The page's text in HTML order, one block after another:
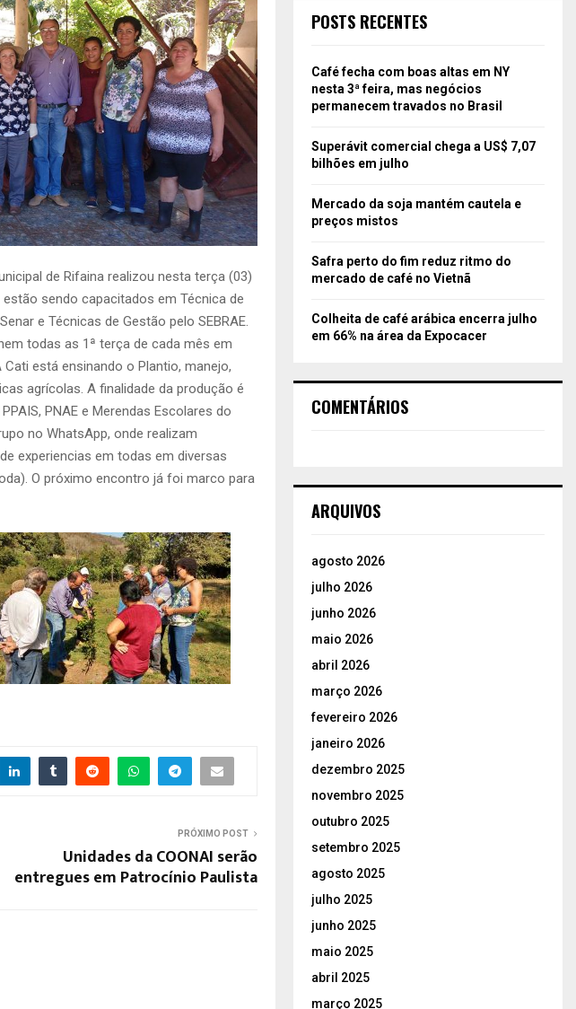
de Rifaina realizou nesta terça (03)
sendo capacitados em Técnica de
e Técnicas de Gestão pelo SEBRAE.
todas as 1ª terça de cada mês em
Cati está ensinando o Plantio, manejo,
agrícolas. A finalidade da produção é
PNAE e Merendas Escolares do
no WhatsApp, onde realizam
experiencias em todas em diversas
O próximo encontro já foi marco para
PRÓXIMO POST
Unidades da COONAI serão
entregues em Patrocínio Paulista
POSTS RECENTES
Café fecha com boas altas em NY
nesta 3ª feira, mas negócios
permanecem travados no Brasil
Superávit comercial chega a US$ 7,07
bilhões em julho
Mercado da soja mantém cautela e
preços mistos
Safra perto do fim reduz ritmo do
mercado de café no Vietnã
Colheita de café arábica encerra julho
em 66% na área da Expocacer
COMENTÁRIOS
ARQUIVOS
agosto 2026
julho 2026
junho 2026
maio 2026
abril 2026
março 2026
fevereiro 2026
janeiro 2026
dezembro 2025
novembro 2025
outubro 2025
setembro 2025
agosto 2025
julho 2025
junho 2025
maio 2025
abril 2025
março 2025